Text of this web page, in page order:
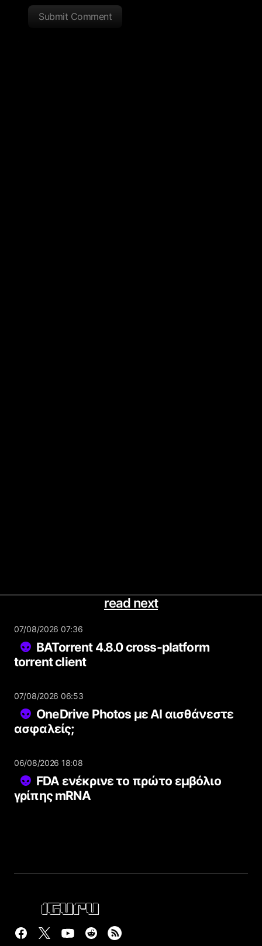
Submit Comment
read next
07/08/2026 07:36
BATorrent 4.8.0 cross-platform
torrent client
07/08/2026 06:53
OneDrive Photos με AI αισθάνεστε
ασφαλείς;
06/08/2026 18:08
FDA ενέκρινε το πρώτο εμβόλιο
γρίπης mRNA